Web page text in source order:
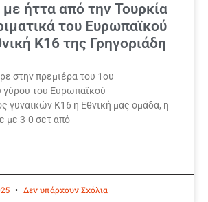
ήττα από την Τουρκία
του Ευρωπαϊκού
Κ16 της Γρηγοριάδη
στην πρεμιέρα του 1ου
γύρου του Ευρωπαϊκού
γυναικών Κ16 η Εθνική μας ομάδα, η
με 3-0 σετ από
Δεν υπάρχουν Σχόλια